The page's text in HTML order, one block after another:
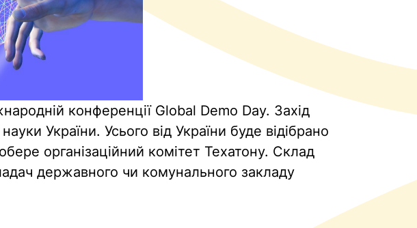
конференції Global Demo Day. Захід
України. Усього від України буде відібрано
організаційний комітет Техатону. Склад
державного чи комунального закладу